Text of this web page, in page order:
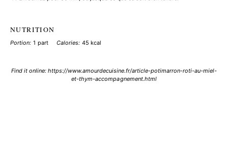
NUTRITION
Portion: 1 part Calories: 45 kcal
Find it online: https://www.amourdecuisine.fr/article-potimarron-roti-au-miel-
et-thym-accompagnement.html